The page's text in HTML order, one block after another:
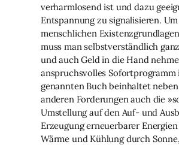
verharmlosend ist und dazu
Entspannung zu signalisieren.
menschlichen
muss man selbstverständlich
und auch Geld in die Hand
anspruchsvolles Sofortprogramm
genannten Buch beinhaltet
anderen Forderungen auch die
Umstellung auf den Auf- und
Erzeugung erneuerbarer
Wärme und Kühlung durch